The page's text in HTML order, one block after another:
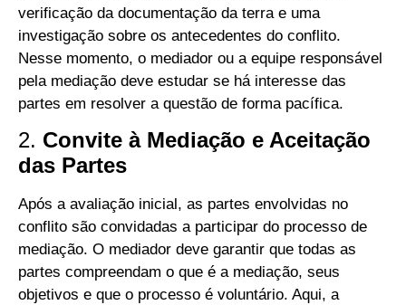
verificação da documentação da terra e uma
investigação sobre os antecedentes do conflito.
Nesse momento, o mediador ou a equipe responsável
pela mediação deve estudar se há interesse das
partes em resolver a questão de forma pacífica.
2. Convite à Mediação e Aceitação
das Partes
Após a avaliação inicial, as partes envolvidas no
conflito são convidadas a participar do processo de
mediação. O mediador deve garantir que todas as
partes compreendam o que é a mediação, seus
objetivos e que o processo é voluntário. Aqui, a